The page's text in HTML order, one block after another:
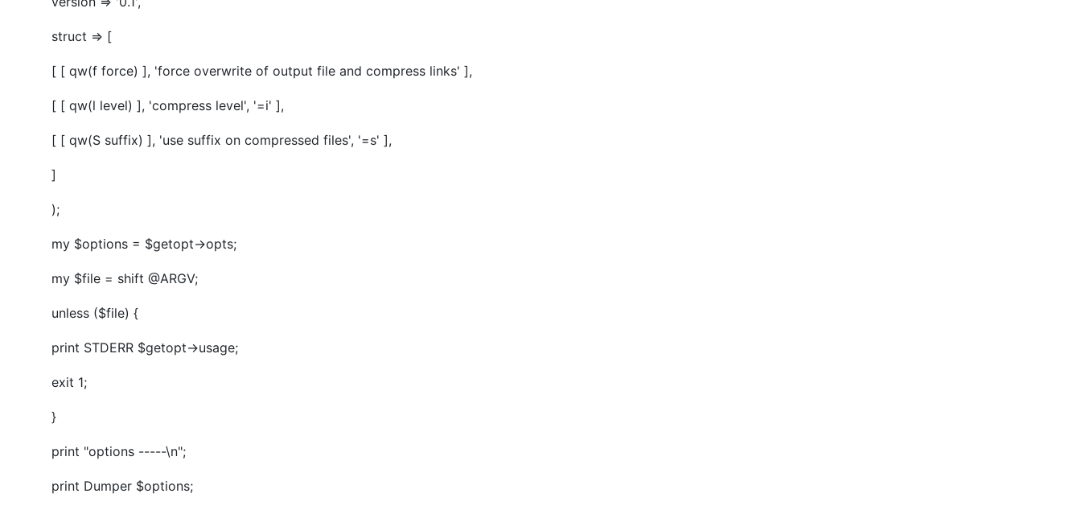
struct => [
[ [ qw(f force) ], 'force overwrite of output file and compress links' ],
[ [ qw(l level) ], 'compress level', '=i' ],
[ [ qw(S suffix) ], 'use suffix on compressed files', '=s' ],
]
);
my $options = $getopt->opts;
my $file = shift @ARGV;
unless ($file) {
print STDERR $getopt->usage;
exit 1;
}
print "options -----\n";
print Dumper $options;